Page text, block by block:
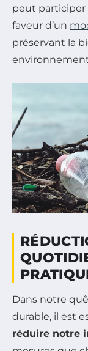
peut
faveur d’un
préservant la
Dans notre
durable, il est
réduire notre